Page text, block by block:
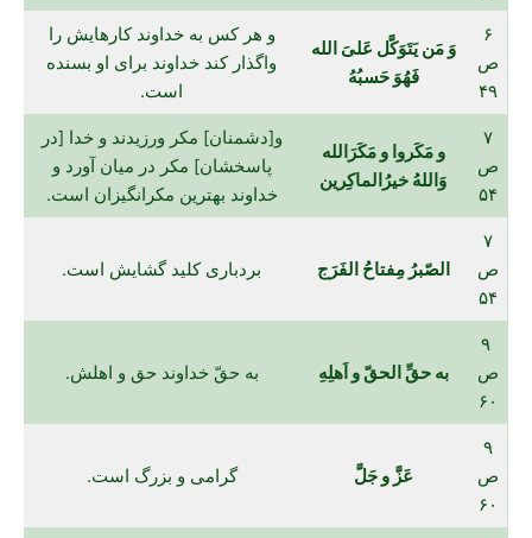
۶
ص
۴۹
وَ مَن یَتَوَکَّل عَلیَ الله
فَهُوَ حَسبُهُ
و هر کس به خداوند کارهایش را
واگذار کند خداوند برای او بسنده
است.
۷
ص
۵۴
و مَکَروا و مَکَرَالله
وَاللهُ خیرُالماکِرین
و[دشمنان] مکر ورزیدند و خدا [در
پاسخشان] مکر در میان آورد و
خداوند بهترین مکرانگیزان است.
۷
ص
۵۴
الصّبرُ مِفتاحُ الفَرَج بردباری کلید گشایش است.
۹
ص
۶۰
به حقِّ الحقّ و اَهلِهِ به حقّ خداوند حق و اهلش.
۹
ص
۶۰
عَزَّ و جَلَّ گرامی و بزرگ است.